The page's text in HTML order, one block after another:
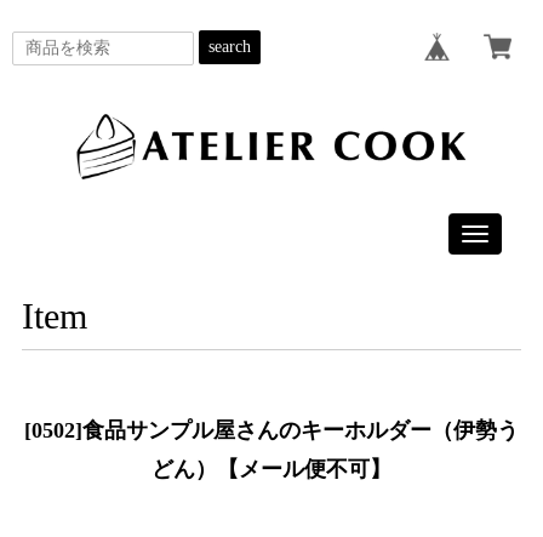
search
Toggle
Item
[0502]食品サンプル屋さんのキーホルダー（伊勢う
どん）【メール便不可】